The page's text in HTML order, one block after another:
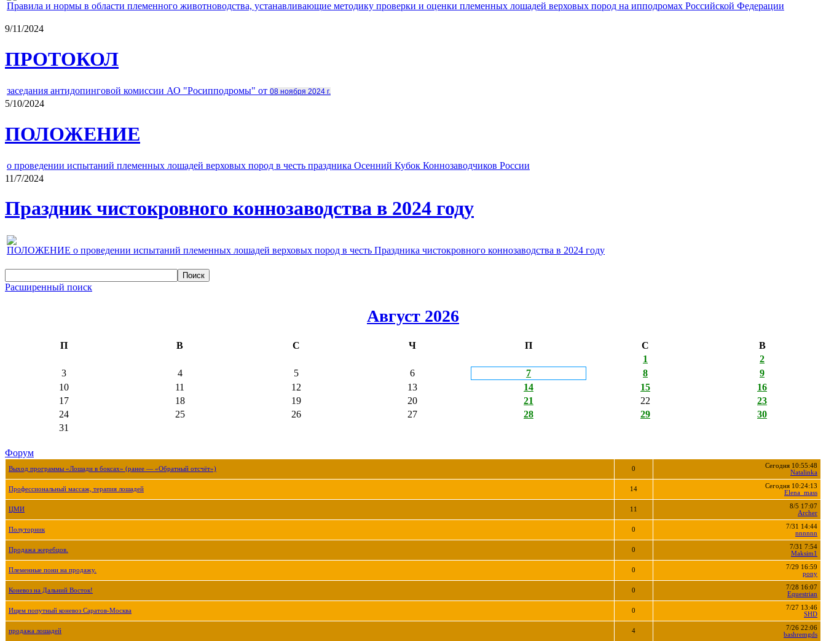
Правила и нормы в области племенного животноводства, устанавливающие методику проверки и оценки племенных лошадей верховых пород на ипподромах Российской Федерации
9/11/2024
ПРОТОКОЛ
заседания антидопинговой комиссии АО "Росипподромы" от 08 ноября 2024 г.
5/10/2024
ПОЛОЖЕНИЕ
о проведении испытаний племенных лошадей верховых пород в честь праздника Осенний Кубок Коннозаводчиков России
11/7/2024
Праздник чистокровного коннозаводства в 2024 году
ПОЛОЖЕНИЕ о проведении испытаний племенных лошадей верховых пород в честь Праздника чистокровного коннозаводства в 2024 году
Расширенный поиск
Август 2026
П В С Ч П С
В
1
2
3
4 5 6 7 8
9
10
11 12 13 14 15
16
17
18 19 20 21 22
23
24
25 26 27 28 29
30
31
Форум
Выход программы «Лошади в боксах» (ранее — «Обратный отсчёт») 0
Сегодня 10:55:48
Natalinka
Профессиональный массаж, терапия лошадей 14
Сегодня 10:24:13
Elena_mass
ЦМИ 11
8/5 17:07
Archer
Полуторник 0
7/31 14:44
nnnnnn
Продажа жеребцов. 0
7/31 7:54
Maksim1
Племенные пони на продажу. 0
7/29 16:59
pony
Коневоз на Дальний Восток! 0
7/28 16:07
Equestrian
Ищем попутный коневоз Саратов-Москва 0
7/27 13:46
SHD
продажа лошадей 4
7/26 22:06
bashremgds